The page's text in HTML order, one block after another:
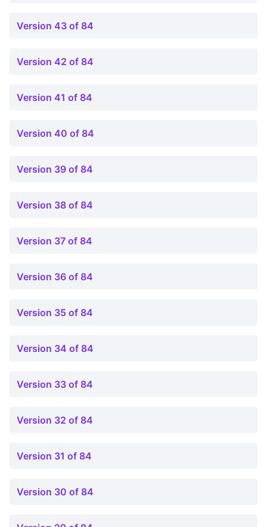
Version 43 of 84
Version 42 of 84
Version 41 of 84
Version 40 of 84
Version 39 of 84
Version 38 of 84
Version 37 of 84
Version 36 of 84
Version 35 of 84
Version 34 of 84
Version 33 of 84
Version 32 of 84
Version 31 of 84
Version 30 of 84